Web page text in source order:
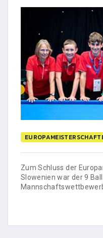
Zum Schluss der
Slowenien war der 9